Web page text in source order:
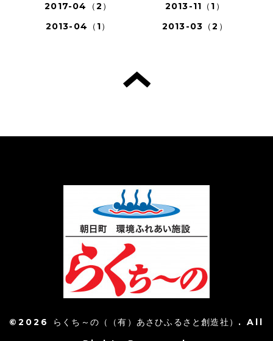
2017-04（2）
2013-11（1）
2013-04（1）
2013-03（2）
©2026 らくち～の（（有）あさひふるさと創造社） . All